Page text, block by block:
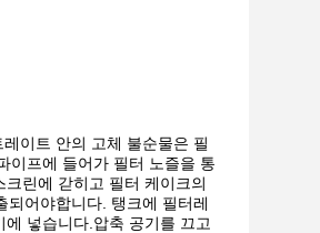
이트 안의 고체 불순물은 필
이프에 들어가 필터 노즐을 통
린에 갇히고 필터 케이크의
어야합니다. 탱크에 필터레
넣습니다.압축 공기를 끄고